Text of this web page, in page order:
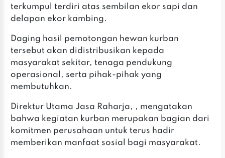
terkumpul terdiri atas sembilan ekor sapi dan
delapan ekor kambing.
‎‎Daging hasil pemotongan hewan kurban
tersebut akan didistribusikan kepada
masyarakat sekitar, tenaga pendukung
operasional, serta pihak-pihak yang
membutuhkan.
‎‎Direktur Utama Jasa Raharja, , mengatakan
bahwa kegiatan kurban merupakan bagian dari
komitmen perusahaan untuk terus hadir
memberikan manfaat sosial bagi masyarakat.